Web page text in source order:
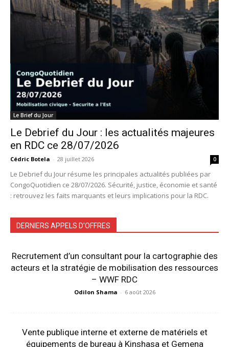
Le Brief du Jour
Le Debrief du Jour : les actualités majeures
en RDC ce 28/07/2026
Cédric Botela - 28 juillet 2026 0
Le Debrief du Jour résume les principales actualités publiées par
CongoQuotidien ce 28/07/2026. Sécurité, justice, économie et santé
: retrouvez les faits marquants et leurs implications pour la RDC.
DERNIERS APPELS D'OFFRES
Recrutement d’un consultant pour la cartographie des
acteurs et la stratégie de mobilisation des ressources
– WWF RDC
Odilon Shama - 6 août 2026
Vente publique interne et externe de matériels et
équipements de bureau à Kinshasa et Gemena